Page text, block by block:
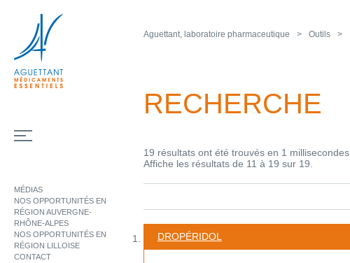
MÉDIAS
NOS OPPORTUNITÉS EN
RÉGION AUVERGNE-
RHÔNE-ALPES
NOS OPPORTUNITÉS EN
RÉGION LILLOISE
CONTACT
Aguettant, laboratoire pharmaceutique Outils
RECHERCHE
19 résultats ont été trouvés en 1 millisecondes.
Affiche les résultats de 11 à 19 sur 19.
DROPÉRIDOL